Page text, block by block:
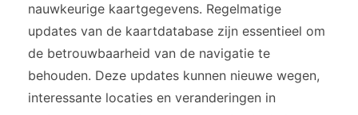
nauwkeurige kaartgegevens. Regelmatige
updates van de kaartdatabase zijn essentieel om
de betrouwbaarheid van de navigatie te
behouden. Deze updates kunnen nieuwe wegen,
interessante locaties en veranderingen in